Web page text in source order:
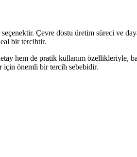
Çevre dostu üretim süreci ve
bir tercihtir.
hem de pratik kullanım özellikleriyle,
için önemli bir tercih sebebidir.